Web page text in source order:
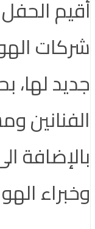
أقيم
شركات
جديد لها،
الفنانين
بالإضافة
وخبراء